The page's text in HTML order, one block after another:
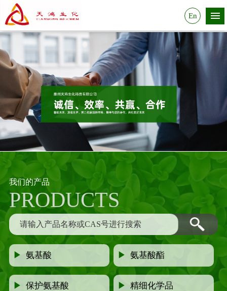
En
我们的产品
PRODUCTS
▶氨基酸 ▶氨基酸酯
▶保护氨基酸 ▶精细化学品